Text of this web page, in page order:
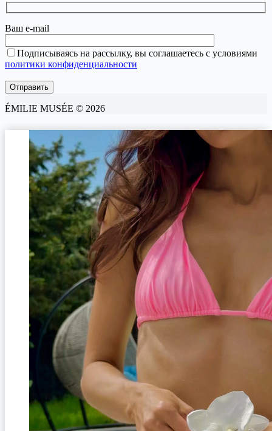
Ваш e-mail
Подписываясь на рассылку, вы соглашаетесь с условиями
политики конфиденциальности
ÉMILIE MUSÉE © 2026